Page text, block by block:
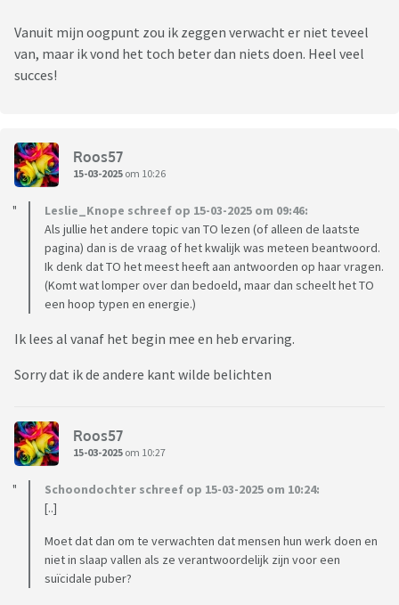
Vanuit mijn oogpunt zou ik zeggen verwacht er niet teveel
van, maar ik vond het toch beter dan niets doen. Heel veel
succes!
Roos57
15-03-2025 om 10:26
Leslie_Knope schreef op 15-03-2025 om 09:46:
Als jullie het andere topic van TO lezen (of alleen de laatste
pagina) dan is de vraag of het kwalijk was meteen beantwoord.
Ik denk dat TO het meest heeft aan antwoorden op haar vragen.
(Komt wat lomper over dan bedoeld, maar dan scheelt het TO
een hoop typen en energie.)
Ik lees al vanaf het begin mee en heb ervaring.
Sorry dat ik de andere kant wilde belichten
Roos57
15-03-2025 om 10:27
Schoondochter schreef op 15-03-2025 om 10:24:
[..]
Moet dat dan om te verwachten dat mensen hun werk doen en
niet in slaap vallen als ze verantwoordelijk zijn voor een
suïcidale puber?